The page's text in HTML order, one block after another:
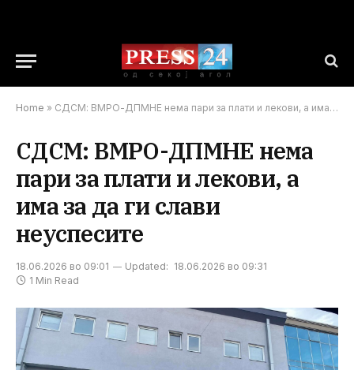
Home » СДСМ: ВМРО-ДПМНЕ нема пари за плати и лекови, а има за да ги слави неуспесите
СДСМ: ВМРО-ДПМНЕ нема
пари за плати и лекови, а
има за да ги слави
неуспесите
18.06.2026 во 09:01 Updated: 18.06.2026 во 09:31
1 Min Read